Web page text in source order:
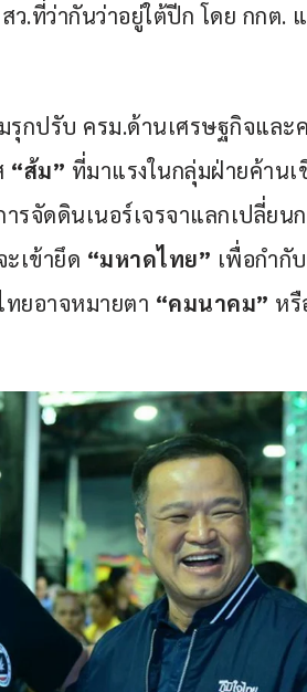
.ที่ว่ากันว่าอยู่ใต้ปีก โดย กกต.
รุกปรับ ครม.ด้านเศรษฐกิจและ
“ส้ม” ที่มาแรงในกลุ่มฝ่ายค้านเ
รจัดดินเนอร์เจรจาแลกเปลี่ยน
เข้ายึด “มหาดไทย” เพื่อกำกั
ทยอาจหมายตา “คมนาคม” หรื